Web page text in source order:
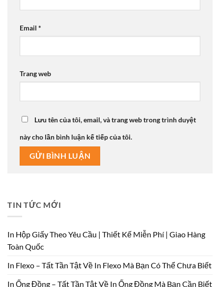
Email *
Trang web
Lưu tên của tôi, email, và trang web trong trình duyệt
này cho lần bình luận kế tiếp của tôi.
TIN TỨC MỚI
In Hộp Giấy Theo Yêu Cầu | Thiết Kế Miễn Phí | Giao Hàng
Toàn Quốc
In Flexo – Tất Tần Tật Về In Flexo Mà Bạn Có Thể Chưa Biết
In Ống Đồng – Tất Tần Tật Về In Ống Đồng Mà Bạn Cần Biết